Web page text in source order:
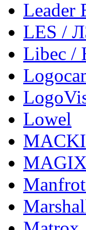
Leader
LES /
Libec /
Lowel
MAGIX